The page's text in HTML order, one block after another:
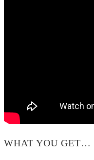
WHAT YOU GET…